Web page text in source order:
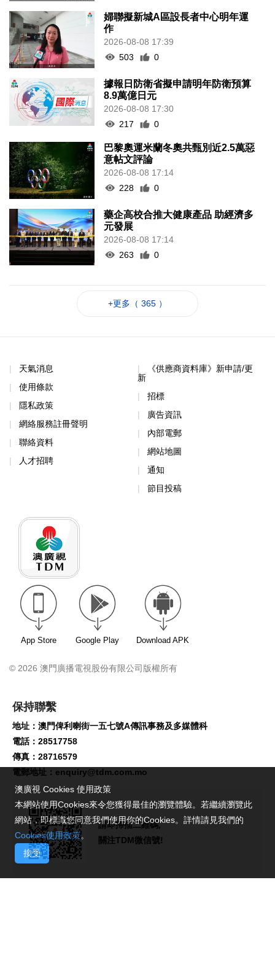
婦聯擬新城A區設長者中心明年運
作
2026-08-08 17:39
503
0
據報日防衛省擬申請明年防衛預算
8.9萬億日元
2026-08-08 17:30
217
0
巴黎奧運米蘭冬奧共甄別近2.5萬惡
意帖文評論
2026-08-08 17:14
228
0
藥企高校合推大健康產品 助經濟多
元發展
2026-08-08 17:14
263
0
+更多（ 365 ）
天氣消息
使用條款
隱私政策
網絡服務註冊聲明
聯絡資料
人才招聘
《供應商資料庫》新申請/更
新
招標
廣告資訊
內部電郵
網站地圖
通知
節目投稿
App Store Google Play Download APK
© 2026 澳門廣播電視股份有限公司版權所有
保持聯繫
地址：澳門俾利喇街一五七號A傳訊事務及多媒體科
電話：28517758
傳真：28716579
電郵地址： enquiry@tdm.com.mo
請即掃描二維碼,
關注TDM微信號!
澳廣視 Cookies 使用政策
本網站使用Cookies來令您獲得最佳的瀏覽體驗。若繼續瀏覽此
網站，即標識您同意我們使用你的Cookies。詳情請見我們的
Cookies使用政策。
接受